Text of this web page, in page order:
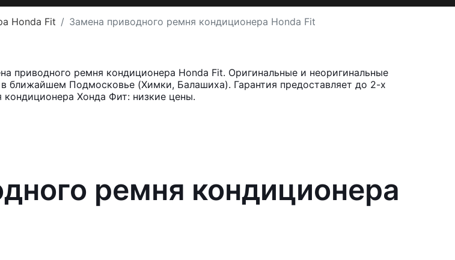
Honda Fit Замена приводного ремня кондиционера Honda Fit
приводного ремня кондиционера Honda Fit. Оригинальные и неоригинальные
ближайшем Подмосковье (Химки, Балашиха). Гарантия предоставляет до 2-х
Хонда Фит: низкие цены.
ремня кондиционера